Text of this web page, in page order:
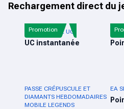
Rechargement direct du
PUBG MOBILE UC
UC instantanée
Promotion
PASSE CRÉPUSCULE ET
DIAMANTS HEBDOMADAIRES
MOBILE LEGENDS
EA